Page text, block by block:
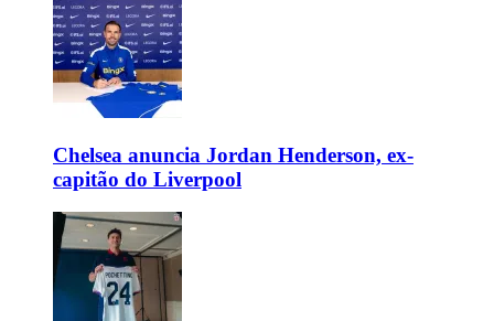
Chelsea anuncia Jordan Henderson, ex-
capitão do Liverpool